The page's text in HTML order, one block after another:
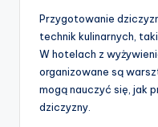
Przygotowanie
technik kulinarnych,
W hotelach z
organizowane są
mogą nauczyć się, jak
dziczyzny.